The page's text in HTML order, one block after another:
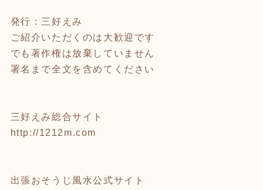
発行：三好えみ
ご紹介いただくのは大歓迎です
でも著作権は放棄していません
署名まで全文を含めてください
三好えみ総合サイト
http://1212m.com
出張おそうじ風水公式サイト